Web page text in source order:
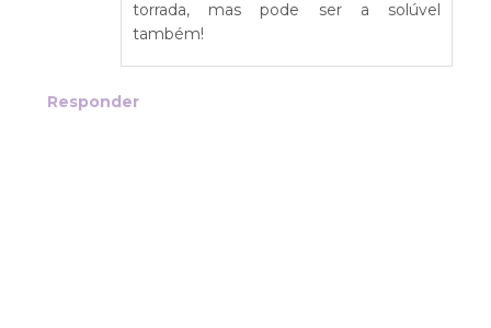
torrada, mas pode ser a solúvel
também!
Responder